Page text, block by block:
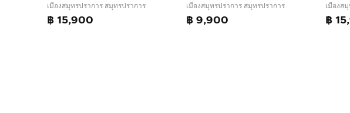
เมืองสมุทรปราการ สมุทรปราการ
฿ 15,900
เมืองสมุทรปราการ สมุทรปราการ
฿ 9,900
เมืองส
฿